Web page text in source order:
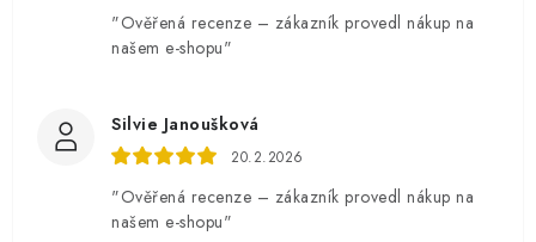
"Ověřená recenze – zákazník provedl nákup na
našem e-shopu"
Silvie Janoušková
20.2.2026
"Ověřená recenze – zákazník provedl nákup na
našem e-shopu"